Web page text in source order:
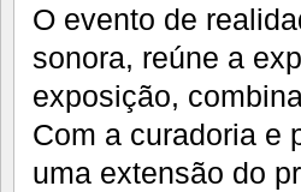
O evento de
sonora, reúne a
exposição,
Com a curadoria e
uma extensão do